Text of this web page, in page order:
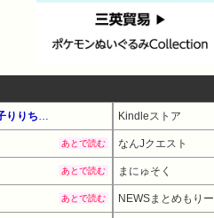
Kindleストア
あとで読む なんJクエスト
あとで読む まにゅそく
あとで読む NEWSまとめもりー